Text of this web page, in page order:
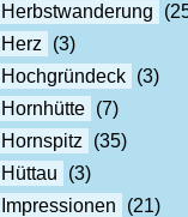
Herbstwanderung
Herz
(3)
Hochgründeck (3)
Hornhütte (7)
Hornspitz
(35)
Hüttau
(3)
Impressionen
(21)